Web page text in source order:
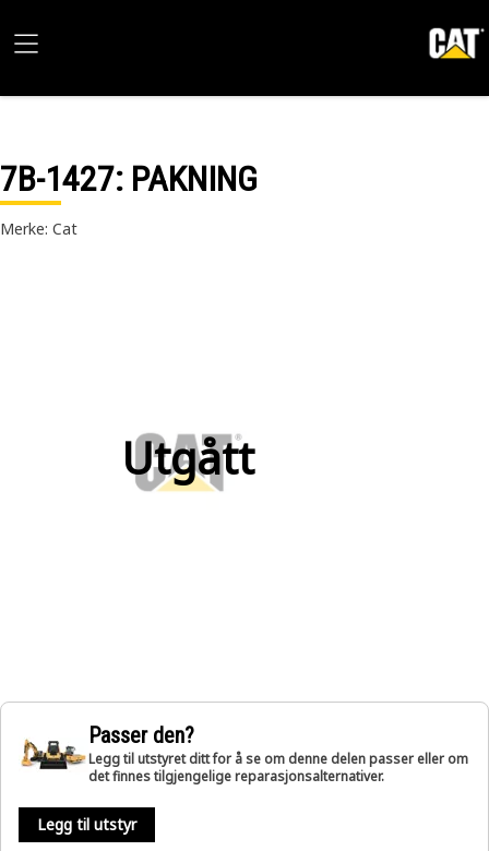
7B-1427: PAKNING
Merke: Cat
Utgått
Passer den?
Legg til utstyret ditt for å se om denne delen passer eller om
det finnes tilgjengelige reparasjonsalternativer.
Legg til utstyr